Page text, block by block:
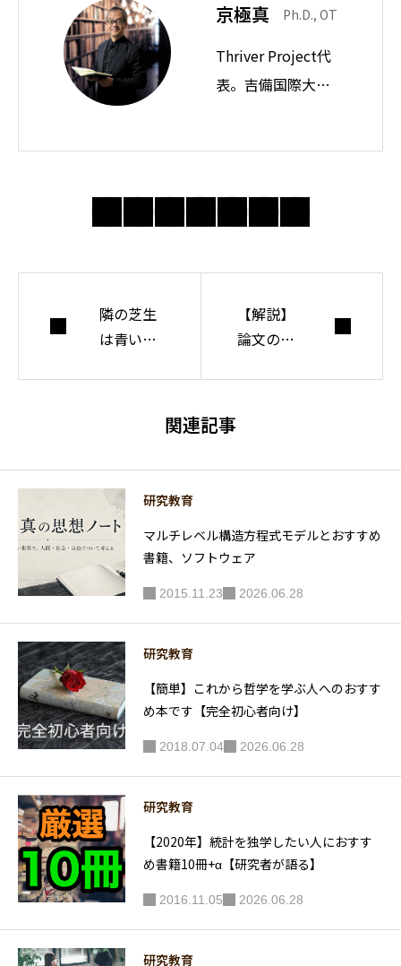
京極真 Ph.D., OT
Thriver Project代
表。吉備国際大学
問い直し、分かり
合えない世界で人
隣の芝生
は青い症
【解説】
論文の質
【批判的
関連記事
研究教育
マルチレベル構造方程式モデルとおすすめ
書籍、ソフトウェア
2015.11.23 2026.06.28
研究教育
【簡単】これから哲学を学ぶ人へのおすす
め本です【完全初心者向け】
2018.07.04 2026.06.28
研究教育
【2020年】統計を独学したい人におすす
め書籍10冊+α【研究者が語る】
2016.11.05 2026.06.28
研究教育